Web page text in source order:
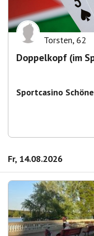
Torsten, 62
Doppelkopf (im
Sportcasino
Fr, 14.08.2026